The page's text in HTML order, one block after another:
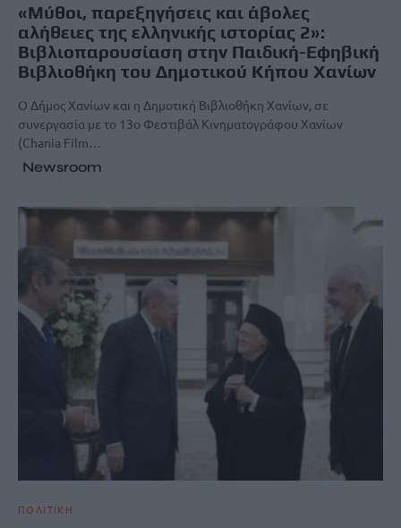
«Μύθοι, παρεξηγήσεις και άβολες
αλήθειες της ελληνικής ιστορίας 2»:
Βιβλιοπαρουσίαση στην Παιδική-Εφηβική
Βιβλιοθήκη του Δημοτικού Κήπου Χανίων
Ο Δήμος Χανίων και η Δημοτική Βιβλιοθήκη Χανίων, σε
συνεργασία με το 13ο Φεστιβάλ Κινηματογράφου Χανίων
(Chania Film…
Newsroom
ΠΟΛΙΤΙΚΗ